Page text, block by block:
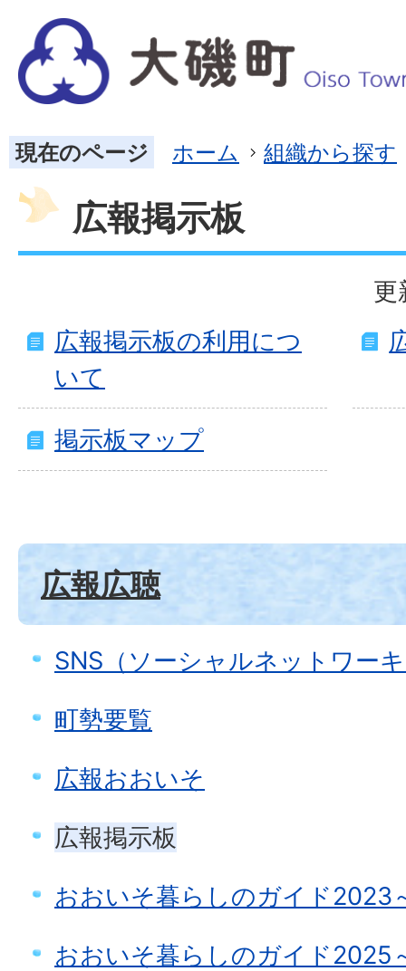
現在のページ ホーム 組織から探す
広報掲示板
更
広報掲示板の利用につ
いて
掲示板マップ
広報広聴
SNS（ソーシャルネットワー
町勢要覧
広報おおいそ
広報掲示板
おおいそ暮らしのガイド2023
おおいそ暮らしのガイド2025